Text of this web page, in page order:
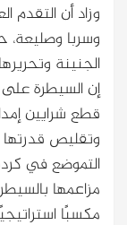
وزاد أن
وسربا وصليعة،
الجنينة
إن السيطرة
قطع شرايين
وتقليص قدرتها
التموضع في
مزاعمها
مكسبًا